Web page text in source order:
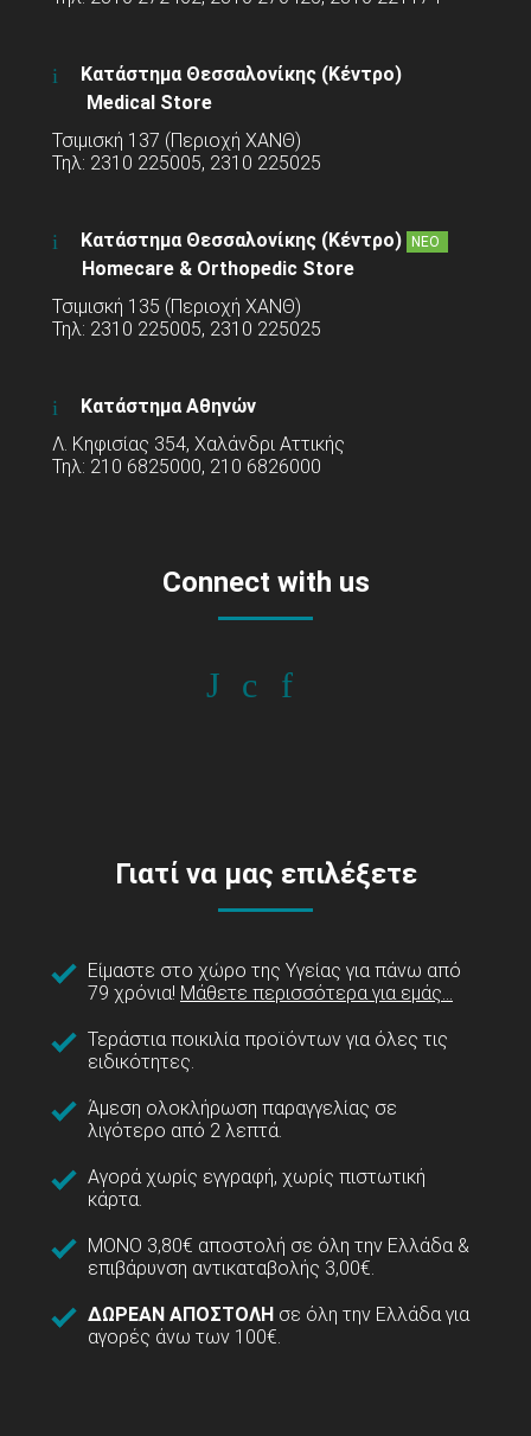
Κατάστημα Θεσσαλονίκης (Κέντρο)
Medical Store
Τσιμισκή 137 (Περιοχή ΧΑΝΘ)
Τηλ: 2310 225005, 2310 225025
Κατάστημα Θεσσαλονίκης (Κέντρο) ΝΕΟ
Homecare & Orthopedic Store
Τσιμισκή 135 (Περιοχή ΧΑΝΘ)
Τηλ: 2310 225005, 2310 225025
Κατάστημα Αθηνών
Λ. Κηφισίας 354, Χαλάνδρι Αττικής
Τηλ: 210 6825000, 210 6826000
Connect with us
Γιατί να μας επιλέξετε
Είμαστε στο χώρο της Υγείας για πάνω από
79 χρόνια! Μάθετε περισσότερα για εμάς...
Τεράστια ποικιλία προϊόντων για όλες τις
ειδικότητες.
Άμεση ολοκλήρωση παραγγελίας σε
λιγότερο από 2 λεπτά.
Αγορά χωρίς εγγραφή, χωρίς πιστωτική
κάρτα.
ΜΟΝΟ 3,80€ αποστολή σε όλη την Ελλάδα &
επιβάρυνση αντικαταβολής 3,00€.
ΔΩΡΕΑΝ ΑΠΟΣΤΟΛΗ σε όλη την Ελλάδα για
αγορές άνω των 100€.